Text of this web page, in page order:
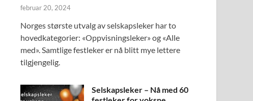
februar 20, 2024
Norges største utvalg av selskapsleker har to
hovedkategorier: «Oppvisningsleker» og «Alle
med». Samtlige festleker er nå blitt mye lettere
tilgjengelig.
Selskapsleker – Nå med 60